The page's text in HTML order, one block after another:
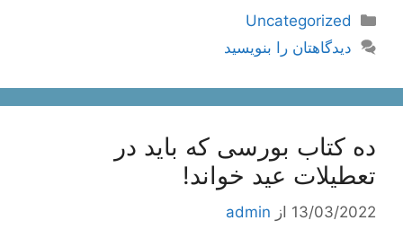
دسته‌ها
Uncategorized
دیدگاهتان را بنویسید
ده کتاب بورسی که باید در
تعطیلات عید خواند!
13/03/2022 از admin